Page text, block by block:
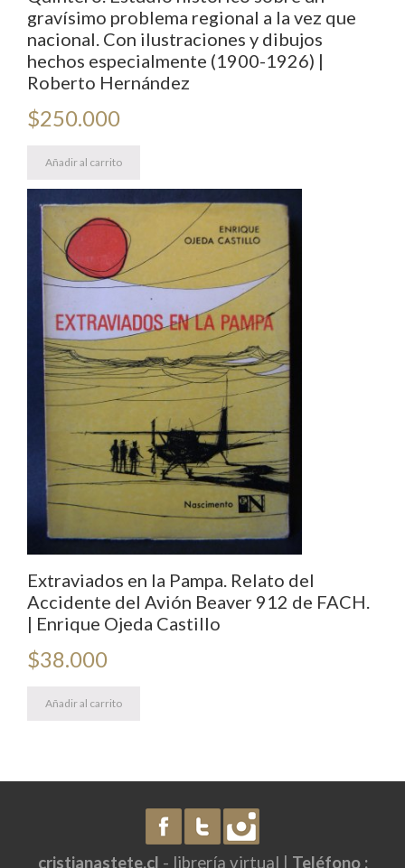
gravísimo problema regional a la vez que
nacional. Con ilustraciones y dibujos
hechos especialmente (1900-1926) |
Roberto Hernández
$250.000
Añadir al carrito
Extraviados en la Pampa. Relato del
Accidente del Avión Beaver 912 de FACH.
| Enrique Ojeda Castillo
$38.000
Añadir al carrito
cristianastete.cl - librería virtual | Teléfono :